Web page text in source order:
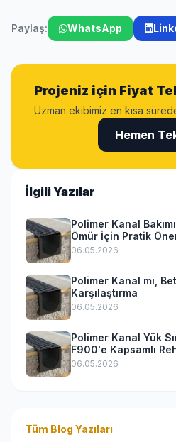
Paylaş: WhatsApp
Projeniz için Fiyat
Uzman ekibimiz en kısa
Hemen
İlgili Yazılar
Polimer Kanal
Ömür İçin Pratik
06.05.2026
Polimer Kanal mı,
Karşılaştırma
06.05.2026
Polimer Kanal Yük
F900'e Kapsamlı
06.05.2026
Tüm Blog Yazıları